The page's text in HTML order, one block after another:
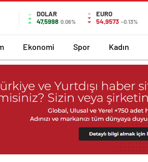
DOLAR
47,5998 0.06%
EURO
54,9573 -0.13%
Ekonomi Spor Kadın